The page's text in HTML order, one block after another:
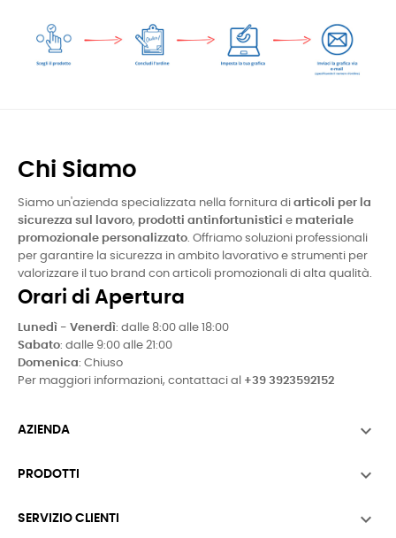
Chi Siamo
Siamo un'azienda specializzata nella fornitura di articoli per la
sicurezza sul lavoro, prodotti antinfortunistici e materiale
promozionale personalizzato. Offriamo soluzioni professionali
per garantire la sicurezza in ambito lavorativo e strumenti per
valorizzare il tuo brand con articoli promozionali di alta qualità.
Orari di Apertura
Lunedì - Venerdì: dalle 8:00 alle 18:00
Sabato: dalle 9:00 alle 21:00
Domenica: Chiuso
Per maggiori informazioni, contattaci al +39 3923592152
AZIENDA 
PRODOTTI 
SERVIZIO CLIENTI 